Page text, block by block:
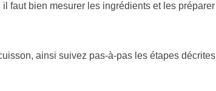
faut bien mesurer les ingrédients et les préparer
ainsi suivez pas-à-pas les étapes décrites